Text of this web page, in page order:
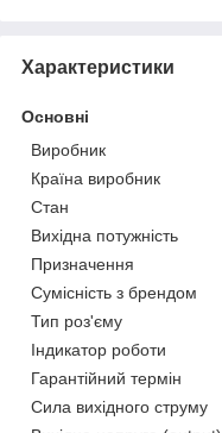
Характеристики
Основні
Виробник
Країна виробник
Стан
Вихідна потужність
Призначення
Сумісність з брендом
Тип роз'єму
Індикатор роботи
Гарантійний термін
Сила вихідного струму